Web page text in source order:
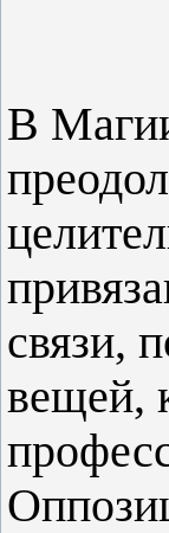
В
связи,
вещей,